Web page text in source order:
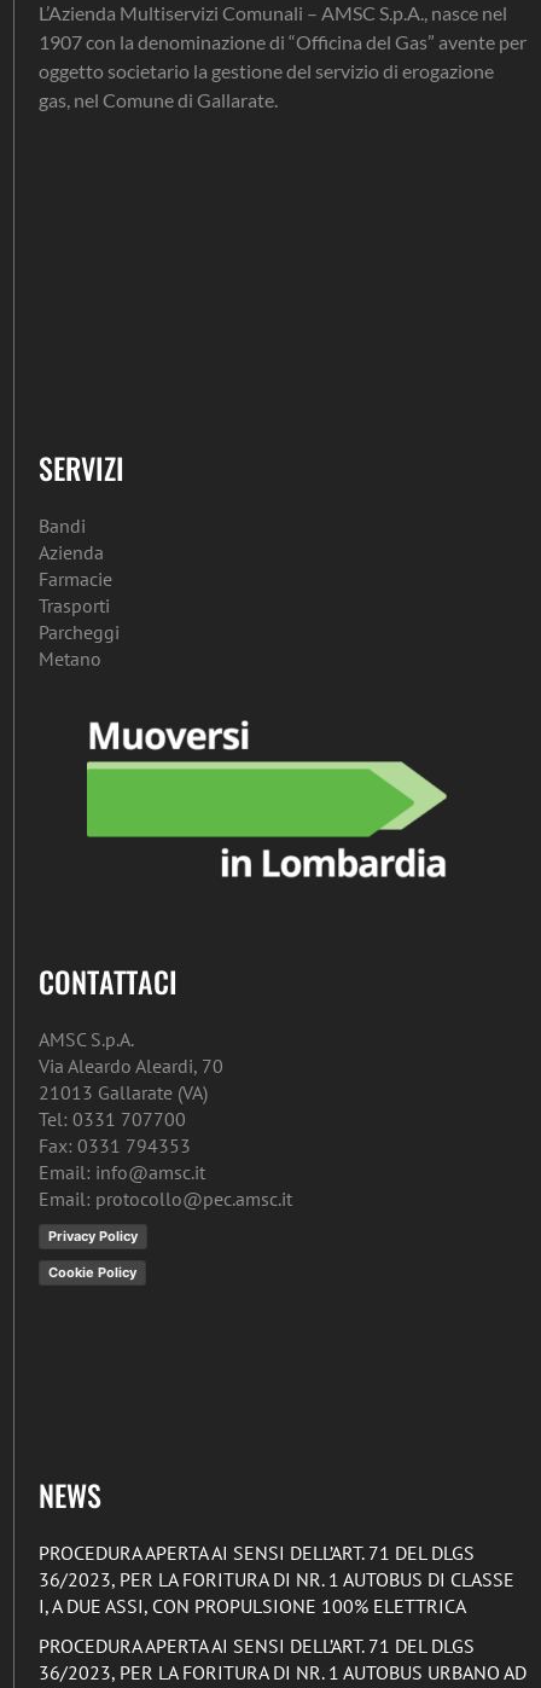
L’Azienda Multiservizi Comunali – AMSC S.p.A., nasce nel
1907 con la denominazione di “Officina del Gas” avente per
oggetto societario la gestione del servizio di erogazione
gas, nel Comune di Gallarate.
SERVIZI
Bandi
Azienda
Farmacie
Trasporti
Parcheggi
Metano
CONTATTACI
AMSC S.p.A.
Via Aleardo Aleardi, 70
21013 Gallarate (VA)
Tel: 0331 707700
Fax: 0331 794353
Email: info@amsc.it
Email: protocollo@pec.amsc.it
Privacy Policy
Cookie Policy
NEWS
PROCEDURA APERTA AI SENSI DELL’ART. 71 DEL DLGS
36/2023, PER LA FORITURA DI NR. 1 AUTOBUS DI CLASSE
I, A DUE ASSI, CON PROPULSIONE 100% ELETTRICA
PROCEDURA APERTA AI SENSI DELL’ART. 71 DEL DLGS
36/2023, PER LA FORITURA DI NR. 1 AUTOBUS URBANO AD